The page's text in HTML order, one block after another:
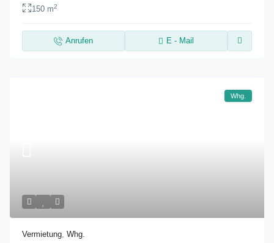
150 m2
Anrufen E - Mail
Whg.
Vermietung,Whg.